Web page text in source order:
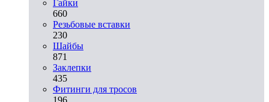
Гайки
660
Резьбовые вставки
230
Шайбы
871
Заклепки
435
Фитинги для тросов
196